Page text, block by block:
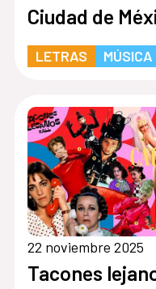
Ciudad de
LETRAS
22 noviembre 2025
Tacones lejanos Ball /